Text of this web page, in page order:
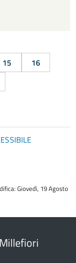
15
16
Giovedì, 19 Agosto